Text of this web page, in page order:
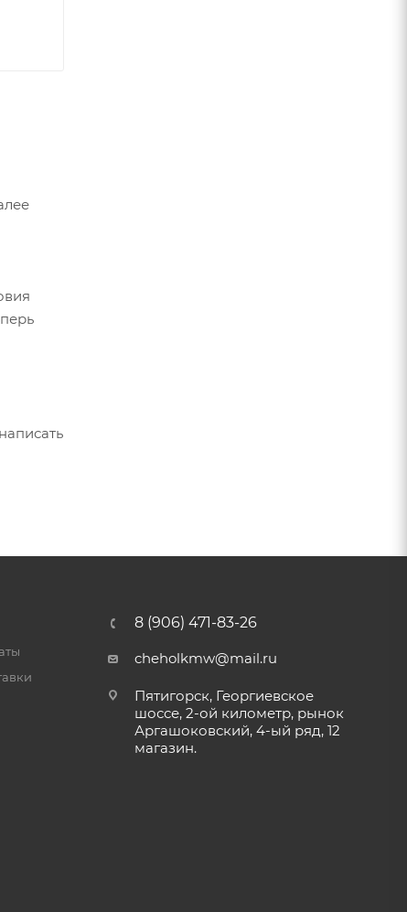
8 (906) 471-83-26
cheholkmw@mail.ru
Пятигорск, Георгиевское
шоссе, 2-ой километр, рынок
Аргашоковский, 4-ый ряд, 12
магазин.